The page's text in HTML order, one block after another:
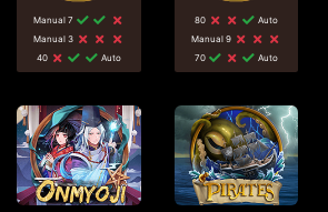
Manual 7
Manual 3
40
Auto
80
Auto
Manual 9
70
Auto